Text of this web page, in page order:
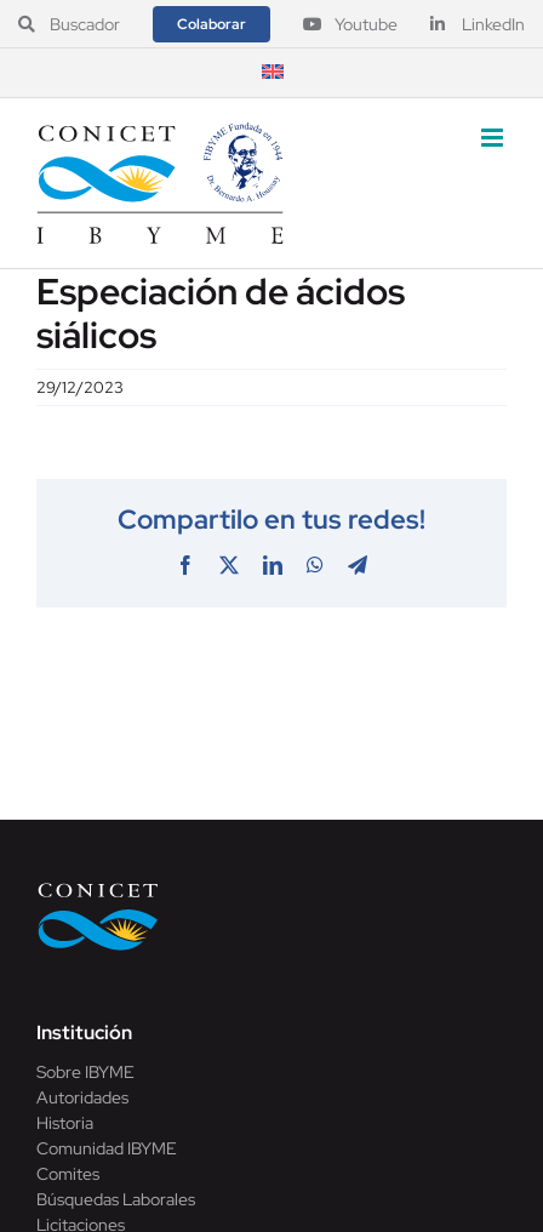
Saltar
Buscador Colaborar Youtube LinkedIn
Especiación de ácidos
siálicos
29/12/2023
Compartilo en tus redes!
Facebook LinkedInWhatsAppTelegram
Institución
Sobre IBYME
Autoridades
Historia
Comunidad IBYME
Comites
Búsquedas Laborales
Licitaciones